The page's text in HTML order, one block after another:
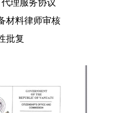
理服务协议
材料律师审核
批复